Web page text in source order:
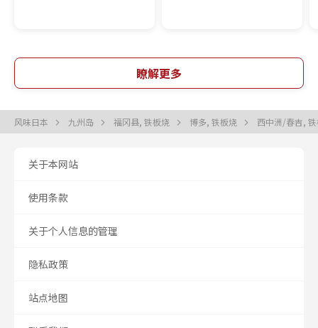
瞭解更多
风味日本 九州岛 福冈县, 铁板烧 博多, 铁板烧 西中洲/春吉,
关于本网站
使用条款
关于个人信息的管理
隐私政策
站点地图